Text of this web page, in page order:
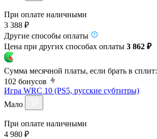
При оплате наличными
3 388 ₽
Другие способы оплаты
Цена при других способах оплаты 3 862 ₽
Сумма месячной платы, если брать в сплит:
102 бонусов
Игра WRC 10 (PS5, русские субтитры)
Мало
При оплате наличными
4 980 ₽